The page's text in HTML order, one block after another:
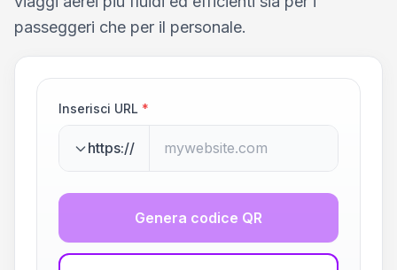
passeggeri che per il personale.
Inserisci URL *
https://
Genera codice QR